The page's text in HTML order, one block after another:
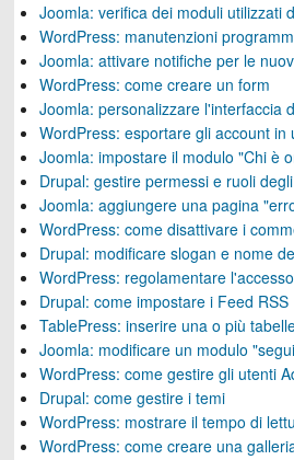
Joomla: verifica dei moduli utilizzati
WordPress: manutenzioni
Joomla: attivare notifiche per le
WordPress: come creare un form
Joomla: personalizzare l'interfaccia
WordPress: esportare gli account in
Joomla: impostare il modulo "Chi è
Drupal: gestire permessi e ruoli
Joomla: aggiungere una pagina
WordPress: come disattivare i
Drupal: modificare slogan e nome
WordPress: regolamentare
Drupal: come impostare i Feed RSS
TablePress: inserire una o più
Joomla: modificare un modulo
WordPress: come gestire gli utenti
Drupal: come gestire i temi
WordPress: mostrare il tempo di
WordPress: come creare una